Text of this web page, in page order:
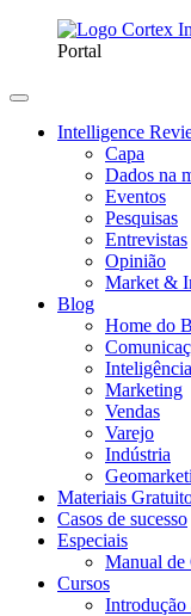
Portal
Intelligence
Capa
Dados na
Eventos
Pesquisas
Entrevistas
Opinião
Market &
Blog
Home do
Inteligência
Marketing
Vendas
Varejo
Indústria
Materiais
Casos de sucesso
Especiais
Manual de
Cursos
Introdução